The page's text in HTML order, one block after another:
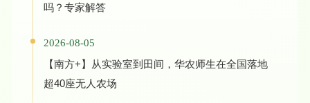
吗？专家解答
2026-08-05
【南方+】从实验室到田间，华农师生在全国落地
超40座无人农场